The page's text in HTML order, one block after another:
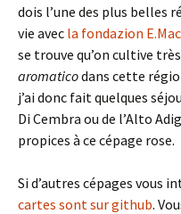
dois l’une des plus belles
vie avec la fondazion
se trouve qu’on cultive
aromaticodans cette
j’ai donc fait quelques
Di Cembra ou de l’Alto
propices à ce cépage rose.
Si d’autres cépages vous
cartes sont sur github.